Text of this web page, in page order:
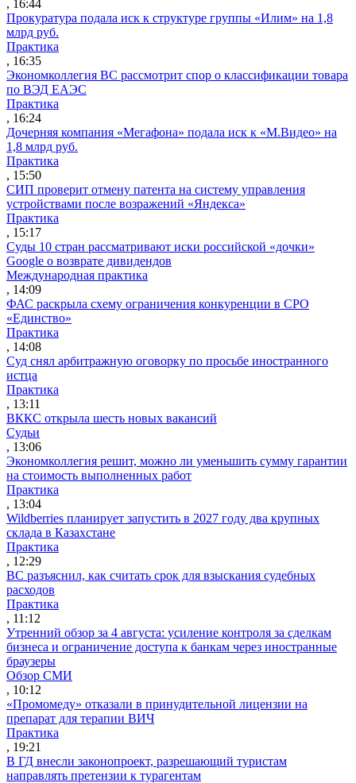
, 16:44
Прокуратура подала иск к структуре группы «Илим» на 1,8
млрд руб.
Практика
, 16:35
Экономколлегия ВС рассмотрит спор о классификации товара
по ВЭД ЕАЭС
Практика
, 16:24
Дочерняя компания «Мегафона» подала иск к «М.Видео» на
1,8 млрд руб.
Практика
, 15:50
СИП проверит отмену патента на систему управления
устройствами после возражений «Яндекса»
Практика
, 15:17
Суды 10 стран рассматривают иски российской «дочки»
Google о возврате дивидендов
Международная практика
, 14:09
ФАС раскрыла схему ограничения конкуренции в СРО
«Единство»
Практика
, 14:08
Суд снял арбитражную оговорку по просьбе иностранного
истца
Практика
, 13:11
ВККС открыла шесть новых вакансий
Судьи
, 13:06
Экономколлегия решит, можно ли уменьшить сумму гарантии
на стоимость выполненных работ
Практика
, 13:04
Wildberries планирует запустить в 2027 году два крупных
склада в Казахстане
Практика
, 12:29
ВС разъяснил, как считать срок для взыскания судебных
расходов
Практика
, 11:12
Утренний обзор за 4 августа: усиление контроля за сделкам
бизнеса и ограничение доступа к банкам через иностранные
браузеры
Обзор СМИ
, 10:12
«Промомеду» отказали в принудительной лицензии на
препарат для терапии ВИЧ
Практика
, 19:21
В ГД внесли законопроект, разрешающий туристам
направлять претензии к турагентам